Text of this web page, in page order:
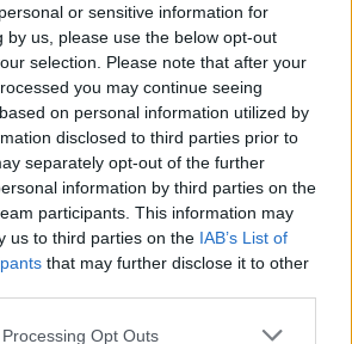
or sensitive information for
by us, please use the below opt-out
selection. Please note that after your
you may continue seeing
on personal information utilized by
disclosed to third parties prior to
separately opt-out of the further
information by third parties on the
participants. This information may
us to third parties on the IAB’s List of
that may further disclose it to other
website/app uses one or more Google
Opt Outs
látható alkotások vázlatait,
Matisse fia, Pierre
Vatikánnak 1980-ban. A
a kolostor
Matisse-skicceket küldte el
a levelekkel, melyeket
vezető Ágnes nővérrel
levélben a művész
a sajtot és mézet, melyet az